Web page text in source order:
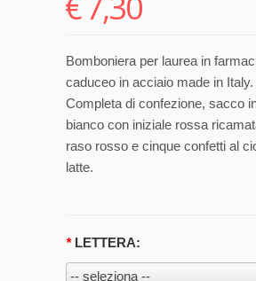
Bomboniera per laurea in
caduceo in acciaio made in Italy.
Completa di confezione, sacco
bianco con iniziale rossa
raso rosso e cinque confetti al
latte.
*LETTERA: